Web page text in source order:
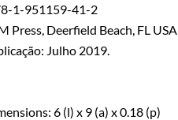
1-951159-41-2
Press, Deerfield Beach, FL USA
Julho 2019.
6 (l) x 9 (a) x 0.18 (p)